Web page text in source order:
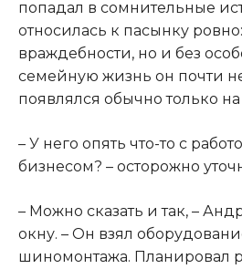
попадал в сомнительные
относилась к пасынку
враждебности, но и без
семейную жизнь он почти
появлялся обычно только
– У него опять что-то с
бизнесом? – осторожно
– Можно сказать и так, –
окну. – Он взял
шиномонтажа. Планировал